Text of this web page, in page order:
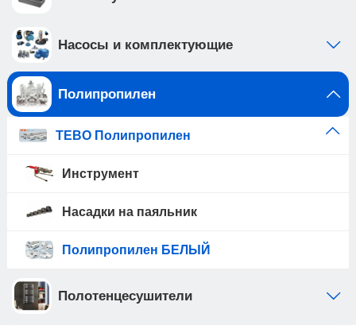
Насосы и комплектующие
Полипропилен
TEBO Полипропилен
Инструмент
Насадки на паяльник
Полипропилен БЕЛЫЙ
Полотенцесушители